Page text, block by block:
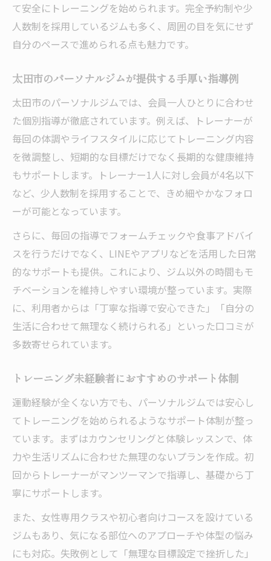
て安全にトレーニングを始められます。完全予約制や少
人数制を採用しているジムも多く、周囲の目を気にせず
自分のペースで進められる点も魅力です。
太田市のパーソナルジムが提供する手厚い指導例
太田市のパーソナルジムでは、会員一人ひとりに合わせ
た個別指導が徹底されています。例えば、トレーナーが
毎回の体調やライフスタイルに応じてトレーニング内容
を微調整し、短期的な目標だけでなく長期的な健康維持
もサポートします。トレーナー1人に対し会員が4名以下
など、少人数制を採用することで、きめ細やかなフォロ
ーが可能となっています。
さらに、毎回の指導でフォームチェックや食事アドバイ
スを行うだけでなく、LINEやアプリなどを活用した日常
的なサポートも提供。これにより、ジム以外の時間もモ
チベーションを維持しやすい環境が整っています。実際
に、利用者からは「丁寧な指導で安心できた」「自分の
生活に合わせて無理なく続けられる」といった口コミが
多数寄せられています。
トレーニング未経験者におすすめのサポート体制
運動経験が全くない方でも、パーソナルジムでは安心し
てトレーニングを始められるようなサポート体制が整っ
ています。まずはカウンセリングと体験レッスンで、体
力や生活リズムに合わせた無理のないプランを作成。初
回からトレーナーがマンツーマンで指導し、基礎から丁
寧にサポートします。
また、女性専用クラスや初心者向けコースを設けている
ジムもあり、気になる部位へのアプローチや体型の悩み
にも対応。失敗例として「無理な目標設定で挫折した」